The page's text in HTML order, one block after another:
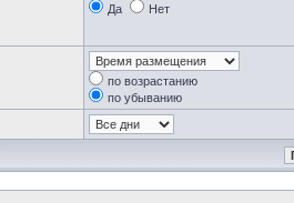
Да Нет
по возрастанию
по убыванию